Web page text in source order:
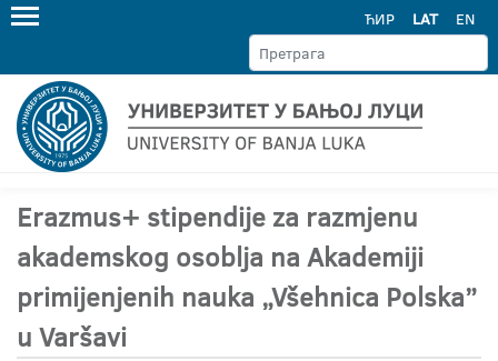
ЋИР LAT EN
Erazmus+ stipendije za razmjenu
akademskog osoblja na Akademiji
primijenjenih nauka „Všehnica Polska”
u Varšavi